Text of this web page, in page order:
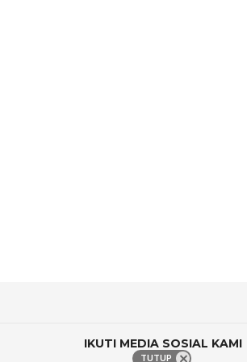
IKUTI MEDIA SOSIAL KAMI
TUTUP